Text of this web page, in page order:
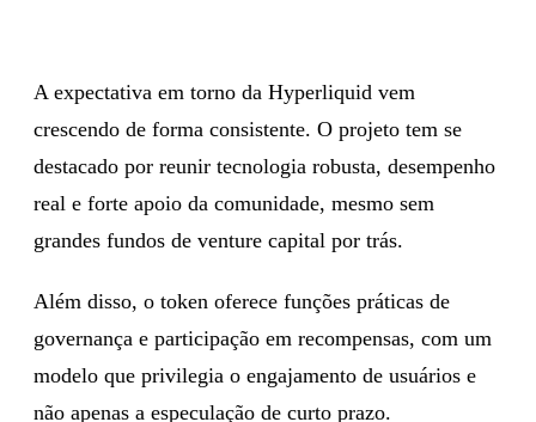
A expectativa em torno da Hyperliquid vem
crescendo de forma consistente. O projeto tem se
destacado por reunir tecnologia robusta, desempenho
real e forte apoio da comunidade, mesmo sem
grandes fundos de venture capital por trás.
Além disso, o token oferece funções práticas de
governança e participação em recompensas, com um
modelo que privilegia o engajamento de usuários e
não apenas a especulação de curto prazo.